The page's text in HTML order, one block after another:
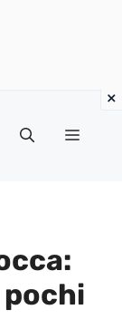
Menu